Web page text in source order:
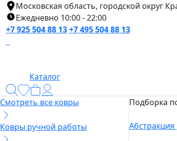
Московская область, городской округ
Ежедневно 10:00 - 22:00
+7 925 504 88 13+7 495 504 88 13
Каталог
Смотреть все ковры
Ковры ручной работы
Подборка
Абстракция